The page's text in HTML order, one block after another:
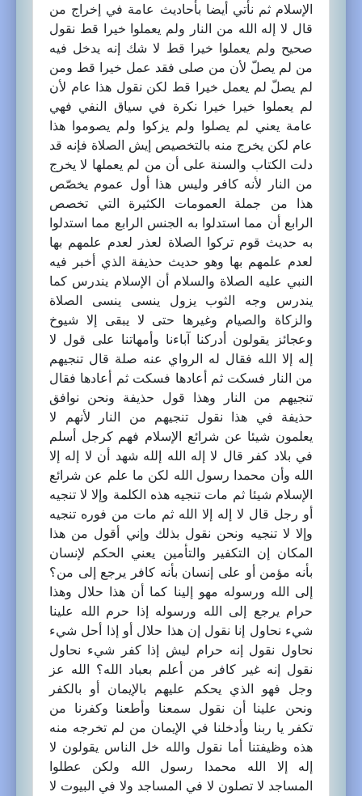
الإسلام ثم نأتي أيضا بأحاديث عامة في إخراج من
قال لا إله الله من النار ولم يعملوا خيرا قط نقول
صحيح ولم يعملوا خيرا قط لا شك إنه يدخل فيه
من لم يصلّ لأن من صلى فقد عمل خيرا قط ومن
لم يصلّ لم يعمل خيرا قط لكن نقول هذا عام لأن
لم يعملوا خيرا خيرا نكرة في سياق النفي فهي
عامة يعني لم يصلوا ولم يزكوا ولم يصوموا هذا
عام لكن يخرج منه بالتخصيص إيش الصلاة فإنه قد
دلت الكتاب والسنة على أن من لم يعملها لا يخرج
من النار لأنه كافر وليس هذا أول عموم يخصّص
هذا من جملة العمومات الكثيرة التي تخصص
الرابع أن مما استدلوا به الجنس الرابع مما استدلوا
به حديث قوم تركوا الصلاة لعذر لعدم علمهم بها
لعدم علمهم بها وهو حديث حذيفة الذي أخبر فيه
النبي عليه الصلاة والسلام أن الإسلام يندرس كما
يندرس وجه الثوب يزول ينسى ينسى الصلاة
والزكاة والصيام وغيرها حتى لا يبقى إلا شيوخ
وعجائز يقولون أدركنا آباءنا وأمهاتنا على قول لا
إله إلا الله فقال له الرواي عنه صلة قال تنجيهم
من النار فسكت ثم أعادها فسكت ثم أعادها فقال
تنجيهم من النار وهذا قول حذيفة ونحن نوافق
حذيفة في هذا نقول تنجيهم من النار لأنهم لا
يعلمون شيئا عن شرائع الإسلام فهم كرجل أسلم
في بلاد كفر قال لا إله الله إلله شهد أن لا إله إلا
الله وأن محمدا رسول الله لكن ما علم عن شرائع
الإسلام شيئا ثم مات تنجيه هذه الكلمة وإلا لا تنجيه
أو رجل قال لا إله إلا الله ثم مات من فوره تنجيه
وإلا لا تنجيه ونحن نقول بذلك وإني أقول من هذا
المكان إن التكفير والتأمين يعني الحكم لإنسان
بأنه مؤمن أو على إنسان بأنه كافر يرجع إلى من؟
إلى الله ورسوله مهو إلينا كما أن هذا حلال وهذا
حرام يرجع إلى الله ورسوله إذا حرم الله علينا
شيء نحاول إنا نقول إن هذا حلال أو إذا أحل شيء
نحاول نقول إنه حرام ليش إذا كفر شيء نحاول
نقول إنه غير كافر من أعلم بعباد الله؟ الله عز
وجل فهو الذي يحكم عليهم بالإيمان أو بالكفر
ونحن علينا أن نقول سمعنا وأطعنا وكفرنا من
تكفر يا ربنا وأدخلنا في الإيمان من لم تخرجه منه
هذه وظيفتنا أما نقول والله خل الناس يقولون لا
إله إلا الله محمدا رسول الله ولكن عطلوا
المساجد لا تصلون لا في المساجد ولا في البيوت لا